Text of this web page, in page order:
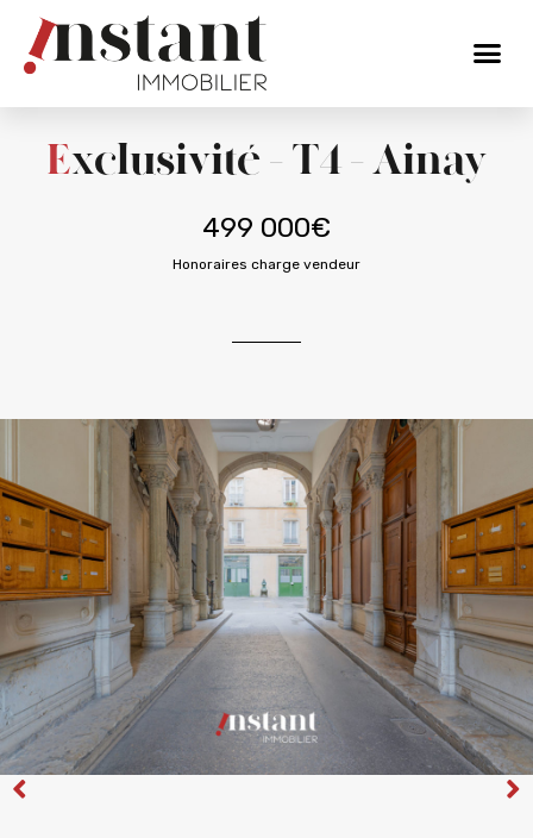
Exclusivité – T4 – Ainay
499 000€
Honoraires charge vendeur